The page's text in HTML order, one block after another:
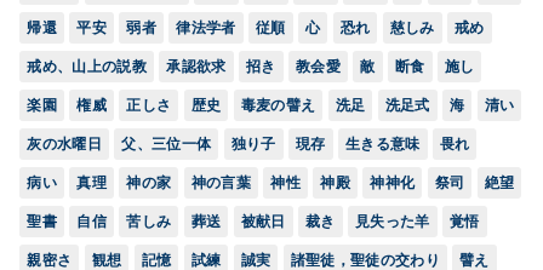
帰還 平安 弱者 律法学者 従順 心 恐れ 慈しみ 戒め
戒め、山上の説教 承認欲求 招き 教会愛 敵 断食 施し
楽園 権威 正しさ 歴史 毒麦の譬え 洗足 洗足式 海 清い
灰の水曜日 父、三位一体 独り子 現存 生きる意味 畏れ
病い 真理 神の家 神の言葉 神性 神殿 神神化 祭司 絶望
聖書 自信 苦しみ 葬送 被献日 裁き 見失った羊 覚悟
親密さ 観想 記憶 試練 誠実 諸聖徒，聖徒の交わり 譬え